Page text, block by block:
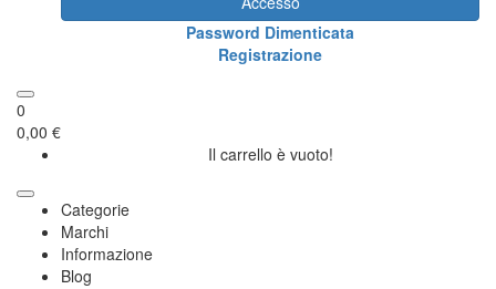
Password Dimenticata
Registrazione
0
0,00 €
Il carrello è vuoto!
Categorie
Marchi
Informazione
Blog